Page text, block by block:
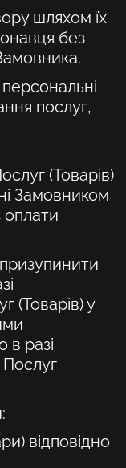
шляхом їх
без
послуг,
(Товарів)
Замовником
оплати
(Товарів) у
в разі
відповідно